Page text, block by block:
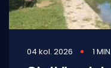
04 kol. 2026 1